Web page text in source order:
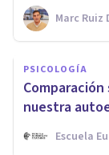
Marc Ruiz
PSICOLOGÍA
nuestra
Escuela